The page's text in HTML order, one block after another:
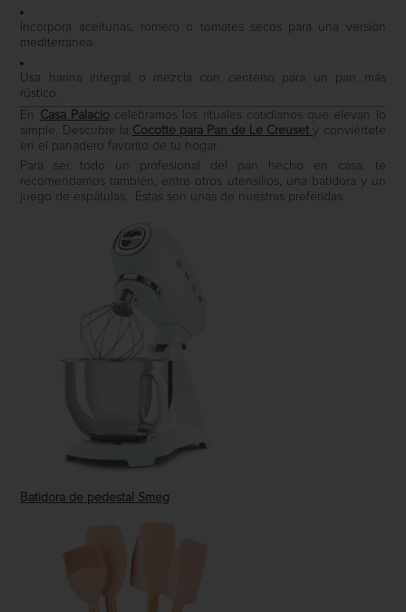
Incorpora aceitunas, romero o tomates secos para una versión
mediterránea.
Usa harina integral o mezcla con centeno para un pan más
rústico.
En Casa Palaciocelebramos los rituales cotidianos que elevan lo
simple. Descubre la Cocotte para Pan de Le Creuset y conviértete
en el panadero favorito de tu hogar.
Para ser todo un profesional del pan hecho en casa, te
recomendamos también, entre otros utensilios, una batidora y un
juego de espátulas. Estas son unas de nuestras preferidas:
Batidora de pedestal Smeg